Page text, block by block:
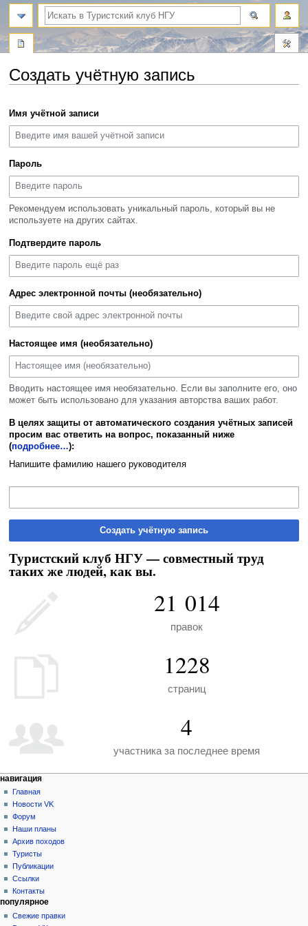
Создать учётную запись
к
навигации
к
поиску
Имя учётной записи
Пароль
Рекомендуем использовать уникальный пароль, который вы не
используете на других сайтах.
Подтвердите пароль
Адрес электронной почты (необязательно)
Настоящее имя (необязательно)
Вводить настоящее имя необязательно. Если вы заполните его, оно
может быть использовано для указания авторства ваших работ.
В целях защиты от автоматического создания учётных записей
просим вас ответить на вопрос, показанный ниже
(подробнее…):
Напишите фамилию нашего руководителя
Создать учётную запись
Туристский клуб НГУ — совместный труд
таких же людей, как вы.
21 014
правок
1228
страниц
4
участника за последнее время
Н
а
в
и
а
ц
и
я
действия на странице
служебная
страница
персональные инструменты
создать
учётную
запись
войти
навигация
Главная
Новости VK
Форум
Наши планы
Архив походов
Туристы
Публикации
Ссылки
Контакты
поиск
популярное
Свежие правки